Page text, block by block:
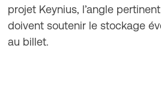
projet Keynius, l’angle
doivent soutenir le stockage
au billet.